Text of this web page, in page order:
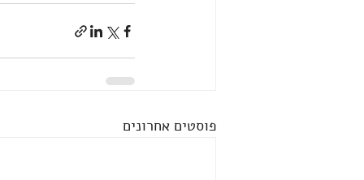
פוסטים אחרונים